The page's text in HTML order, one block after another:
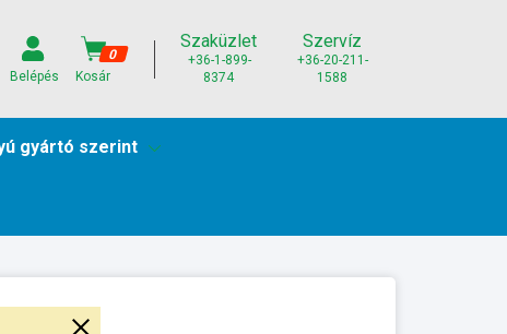
Belépés
0
Kosár
Szaküzlet
+36-1-899-
8374
Szervíz
+36-20-211-
1588
gyártó szerint